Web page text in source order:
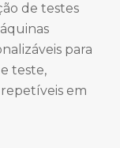
de testes
para
teste,
em